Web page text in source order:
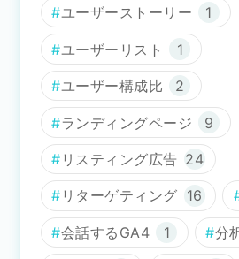
ユーザーストーリー 1
ユーザーリスト 1
ユーザー構成比 2
ランディングページ 9
リスティング広告 24
リターゲティング 16
会話するGA4 1 分